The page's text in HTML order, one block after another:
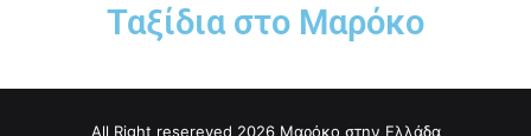
Ταξίδια στο Μαρόκο
All Right resereved 2026 Μαρόκο στην Ελλάδα